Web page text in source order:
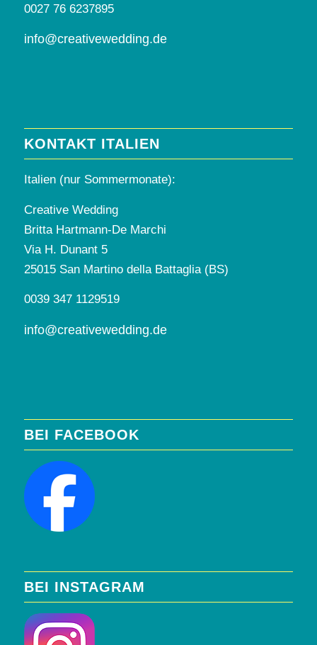
0027 76 6237895
info@creativewedding.de
KONTAKT ITALIEN
Italien (nur Sommermonate):
Creative Wedding
Britta Hartmann-De Marchi
Via H. Dunant 5
25015 San Martino della Battaglia (BS)
0039 347 1129519
info@creativewedding.de
BEI FACEBOOK
BEI INSTAGRAM